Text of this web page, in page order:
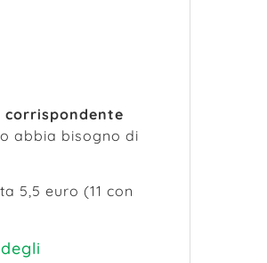
corrispondente
abbia bisogno di
5,5 euro (11 con